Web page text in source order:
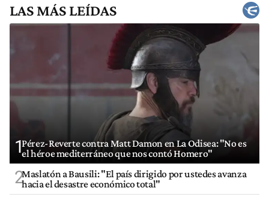
LAS MÁS LEÍDAS
1Pérez-Reverte contra Matt Damon en La Odisea: "No es
el héroe mediterráneo que nos contó Homero"
2Maslatón a Bausili: "El país dirigido por ustedes avanza
hacia el desastre económico total"